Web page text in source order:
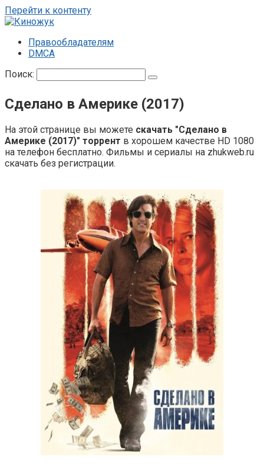
Перейти к контенту
Правообладателям
DMCA
Поиск:
Сделано в Америке (2017)
На этой странице вы можете скачать "Сделано в
Америке (2017)" торрент в хорошем качестве HD 1080
на телефон бесплатно. Фильмы и сериалы на zhukweb.ru
скачать без регистрации.